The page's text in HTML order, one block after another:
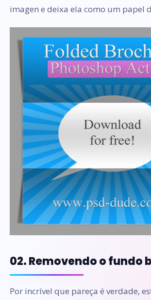
imagen e deixa ela como um papel
02. Removendo o fundo
Por incrível que pareça é verdade,